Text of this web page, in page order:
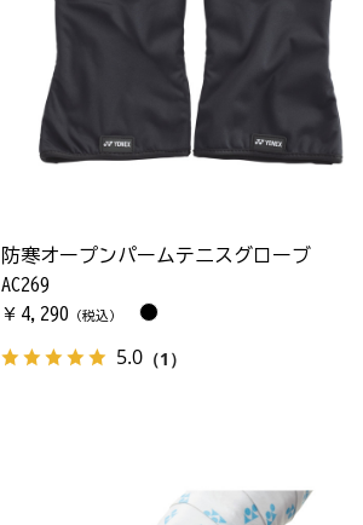
防寒オープンパームテニスグローブ
AC269
￥ 4,290 （税込）
5.0 （1）